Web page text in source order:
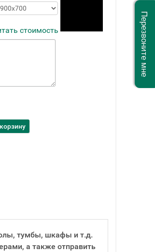
стоимость
тумбы, шкафы и т.д.
а также отправить
Перезвоните мне